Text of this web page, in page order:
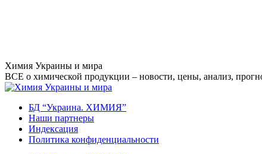
Перейти
к
содержанию
Химия Украины и мира
ВСЕ о химической продукции – новости, цены, анализ,
БД “Украина. ХИМИЯ”
Наши партнеры
Индексация
Политика конфиденциальности